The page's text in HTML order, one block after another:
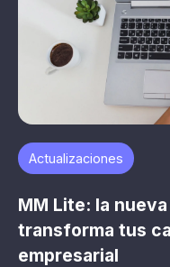
Actualizaciones
MM Lite: la
transforma tus
empresarial